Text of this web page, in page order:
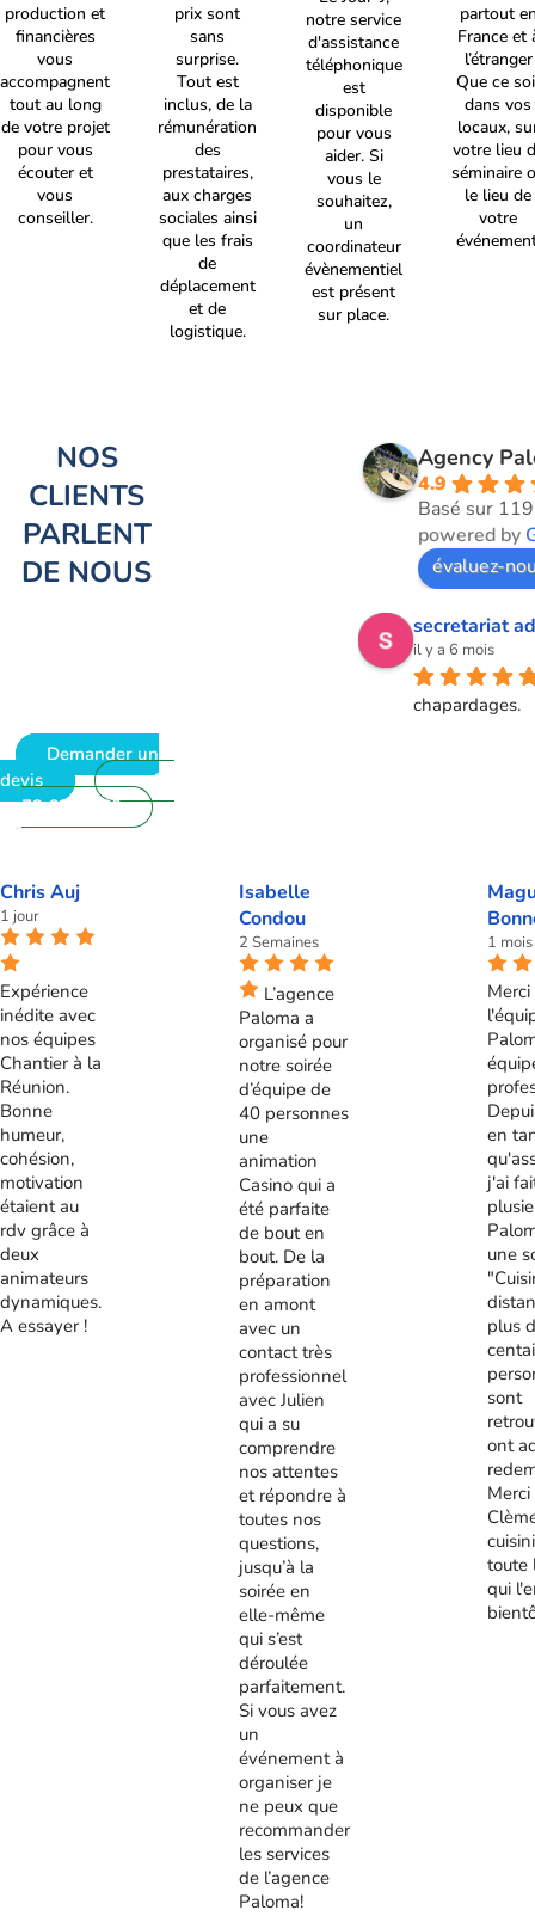
production et
financières
vous
accompagnent
tout au long
de votre projet
pour vous
écouter et
vous
conseiller.
prix sont
sans
surprise.
Tout est
inclus, de la
rémunération
des
prestataires,
aux charges
sociales ainsi
que les frais
de
déplacement
et de
logistique.
notre service
d'assistance
téléphonique
est
disponible
pour vous
aider. Si
vous le
souhaitez,
un
coordinateur
évènementiel
est présent
sur place.
partout
France et
l’étranger
Que ce
dans vos
locaux,
votre lieu
séminaire
le lieu de
votre
NOS
CLIENTS
PARLENT
DE NOUS
Demander un
devis
09
72 62 28 60
Agency
4.9
Basé sur
powered by
évaluez-
secretariat
il y a 6 mois
chapardages.
Chris Auj
1 jour
Expérience
inédite avec
nos équipes
Chantier à la
Réunion.
Bonne
humeur,
cohésion,
motivation
étaient au
rdv grâce à
deux
animateurs
dynamiques.
A essayer !
Isabelle
Condou
2 Semaines
L’agence
Paloma a
organisé pour
notre soirée
d’équipe de
40 personnes
une
animation
Casino qui a
été parfaite
de bout en
bout. De la
préparation
en amont
avec un
contact très
professionnel
avec Julien
qui a su
comprendre
nos attentes
et répondre à
toutes nos
questions,
jusqu’à la
soirée en
elle-même
qui s’est
déroulée
parfaitement.
Si vous avez
un
événement à
organiser je
ne peux que
recommander
les services
de l’agence
Paloma!
1 mois
en
j'ai
une
plus
sont
ont
Merci
toute
qui